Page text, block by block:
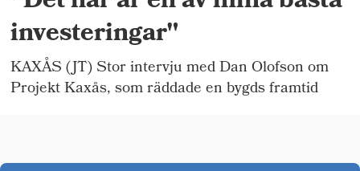
investeringar"
KAXÅS (JT) Stor intervju med Dan Olofson om
Projekt Kaxås, som räddade en bygds framtid